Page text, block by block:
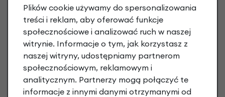
Plików cookie używamy do spersonalizowania
treści i reklam, aby oferować funkcje
społecznościowe i analizować ruch w naszej
witrynie. Informacje o tym, jak korzystasz z
naszej witryny, udostępniamy partnerom
społecznościowym, reklamowym i
analitycznym. Partnerzy mogą połączyć te
informacje z innymi danymi otrzymanymi od